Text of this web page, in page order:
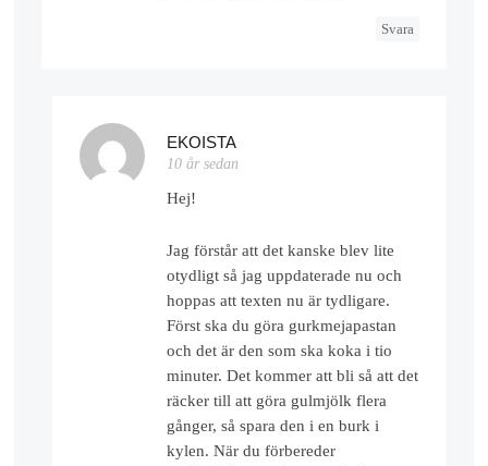
Svara
EKOISTA
10 år sedan
Hej!
Jag förstår att det kanske blev lite
otydligt så jag uppdaterade nu och
hoppas att texten nu är tydligare.
Först ska du göra gurkmejapastan
och det är den som ska koka i tio
minuter. Det kommer att bli så att det
räcker till att göra gulmjölk flera
gånger, så spara den i en burk i
kylen. När du förbereder